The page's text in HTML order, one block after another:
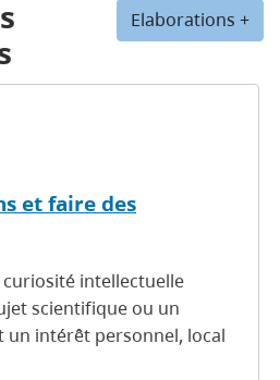
Elaborations +
et faire des
curiosité intellectuelle
scientifique ou un
un intérêt personnel, local